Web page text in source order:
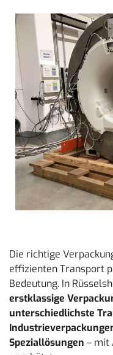
Die richtige
effizienten Transport
Bedeutung. In
erstklassige
unterschiedlichste
Speziallösungen – mit